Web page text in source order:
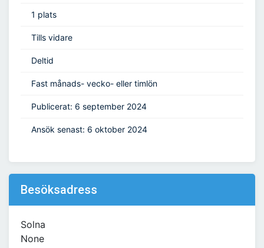
1 plats
Tills vidare
Deltid
Fast månads- vecko- eller timlön
Publicerat: 6 september 2024
Ansök senast: 6 oktober 2024
Besöksadress
Solna
None